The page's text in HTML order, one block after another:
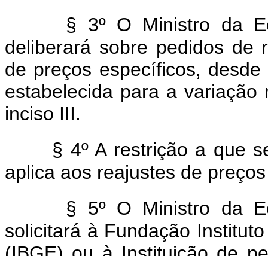
§ 3º O Ministro da
deliberará sobre pedidos de
de preços específicos,
estabelecida para a
inciso III.
§ 4º A restrição a que
aplica aos reajustes de
§ 5º O Ministro da
solicitará à Fundação